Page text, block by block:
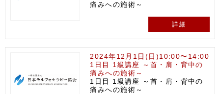
痛みへの施術～
詳細
2024年12月1日(日)10:00〜14:00
1日目 1級講座 ～首・肩・背中の
痛みへの施術～
1日目 1級講座 ～首・肩・背中の
痛みへの施術～